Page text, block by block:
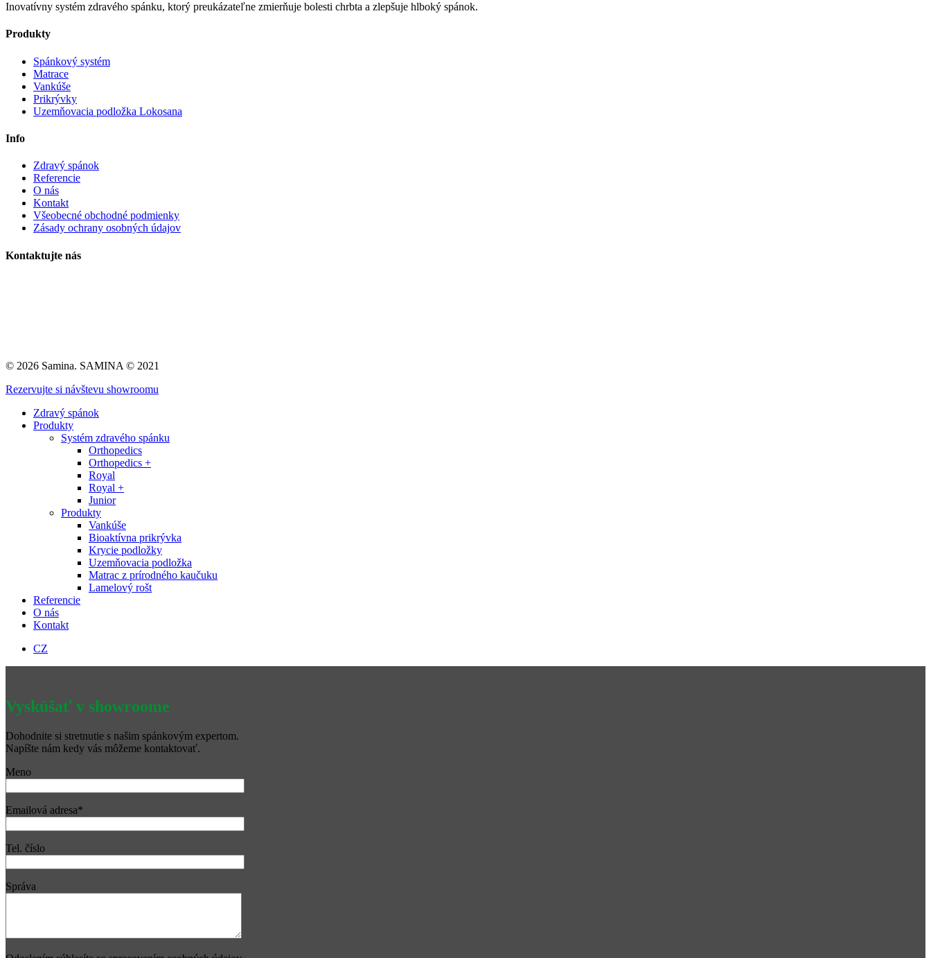
Inovatívny systém zdravého spánku, ktorý preukázateľne zmierňuje bolesti chrbta a zlepšuje hlboký spánok.
Produkty
Spánkový systém
Matrace
Vankúše
Prikrývky
Uzemňovacia podložka Lokosana
Info
Zdravý spánok
Referencie
O nás
Kontakt
Všeobecné obchodné podmienky
Zásady ochrany osobných údajov
Kontaktujte nás
© 2026 Samina. SAMINA © 2021
Close
Rezervujte si návštevu showroomu
Zdravý spánok
Produkty
Systém zdravého spánku
Orthopedics
Orthopedics +
Royal
Royal +
Junior
Produkty
Vankúše
Bioaktívna prikrývka
Krycie podložky
Uzemňovacia podložka
Matrac z prírodného kaučuku
Lamelový rošt
Referencie
O nás
Kontakt
CZ
Vyskúšať v showroome
Dohodnite si stretnutie s našim spánkovým expertom.
Napíšte nám kedy vás môžeme kontaktovať.
Meno
Emailová adresa*
Tel. číslo
Správa